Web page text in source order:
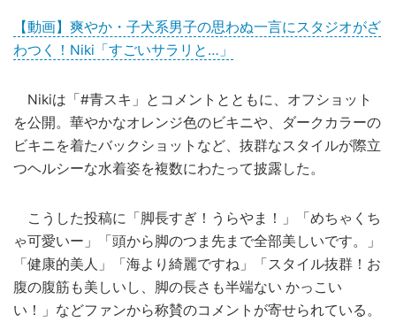
【動画】爽やか・子犬系男子の思わぬ一言にスタジオがざ
わつく！Niki「すごいサラリと…」
Nikiは「#青スキ」とコメントとともに、オフショット
を公開。華やかなオレンジ色のビキニや、ダークカラーの
ビキニを着たバックショットなど、抜群なスタイルが際立
つヘルシーな水着姿を複数にわたって披露した。
こうした投稿に「脚長すぎ！うらやま！」「めちゃくち
ゃ可愛いー」「頭から脚のつま先まで全部美しいです。」
「健康的美人」「海より綺麗ですね」「スタイル抜群！お
腹の腹筋も美しいし、脚の長さも半端ない かっこい
い！」などファンから称賛のコメントが寄せられている。